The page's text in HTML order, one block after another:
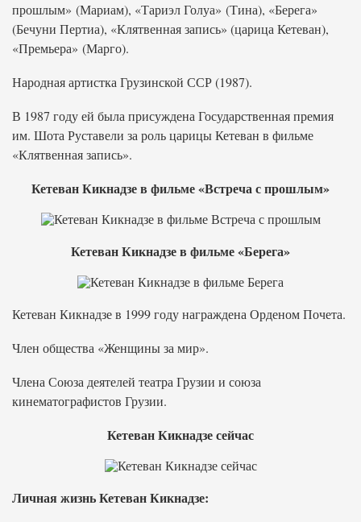
прошлым» (Мариам), «Тариэл Голуа» (Тина), «Берега»
(Бечуни Пертиа), «Клятвенная запись» (царица Кетеван),
«Премьера» (Марго).
Народная артистка Грузинской ССР (1987).
В 1987 году ей была присуждена Государственная премия
им. Шота Руставели за роль царицы Кетеван в фильме
«Клятвенная запись».
Кетеван Кикнадзе в фильме «Встреча с прошлым»
Кетеван Кикнадзе в фильме «Берега»
Кетеван Кикнадзе в 1999 году награждена Орденом Почета.
Член общества «Женщины за мир».
Члена Союза деятелей театра Грузии и союза
кинематографистов Грузии.
Кетеван Кикнадзе сейчас
Личная жизнь Кетеван Кикнадзе: